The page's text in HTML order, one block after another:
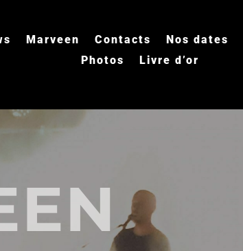
Marveen Contacts Nos dates
Photos
Livre d’or